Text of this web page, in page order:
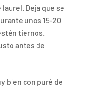
Deja que se
unos 15-20
tiernos.
antes de
bien con puré de